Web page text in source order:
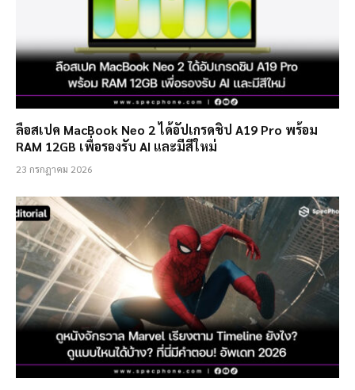
ลือสเปค MacBook Neo 2 ได้อัปเกรดชิป A19 Pro พร้อม
RAM 12GB เพื่อรองรับ AI และมีสีใหม่
23 กรกฎาคม 2026